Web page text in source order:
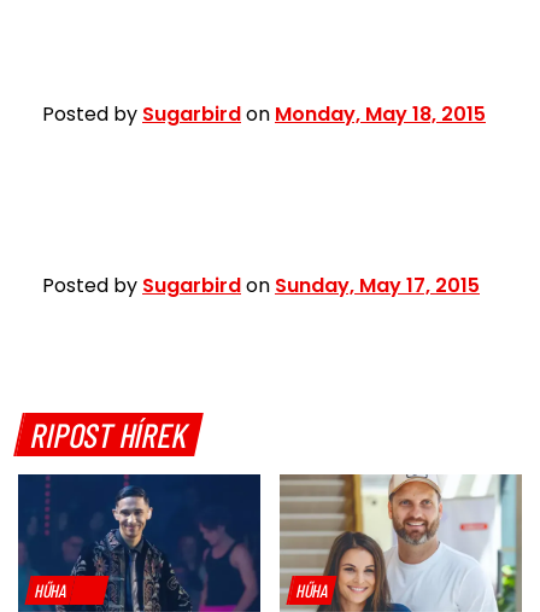
Posted by Sugarbirdon Monday, May 18, 2015
Posted by Sugarbirdon Sunday, May 17, 2015
RIPOST HÍREK
HŰHA HŰHA